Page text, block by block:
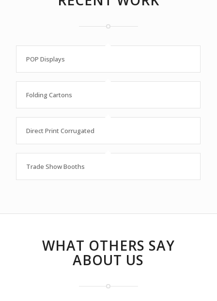
POP Displays
Folding Cartons
Direct Print Corrugated
Trade Show Booths
WHAT OTHERS SAY
ABOUT US